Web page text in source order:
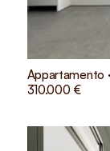
Appartamento
310.000 €